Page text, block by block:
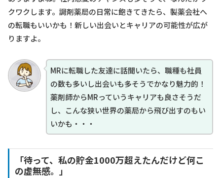
クワクします。調剤薬局の日常に飽きてきたら、製薬会社へ
の転職もいいかも！新しい出会いとキャリアの可能性が広が
りますよ。
MRに転職した友達に話聞いたら、職種も社員
の数も多いし出会いも多そうでかなり魅力的！
薬剤師からMRっていうキャリアも良さそうだ
し、こんな狭い世界の薬局から飛び出すのもい
いかも・・・
「待って、私の貯金1000万超えたんだけど何こ
の虚無感。」